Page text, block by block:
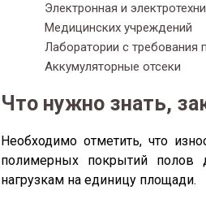
Электронная и
Медицинских учреждений
Лаборатории с требования
Аккумуляторные отсеки
Что нужно знать,
Необходимо отметить, что
полимерных покрытий полов
нагрузкам на единицу площади.